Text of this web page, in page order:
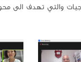
والتي تهدف الى